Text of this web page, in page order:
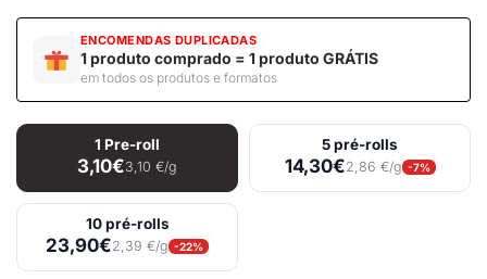
ENCOMENDAS DUPLICADAS
1 produto comprado = 1 produto GRÁTIS
em todos os produtos e formatos
1 Pre-roll
3,10€3,10 €/g
5 pré-rolls
14,30€2,86 €/g -7%
10 pré-rolls
23,90€2,39 €/g -22%